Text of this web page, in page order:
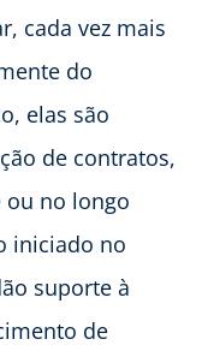
cada vez mais
do
elas são
de contratos,
ou no longo
iniciado no
suporte à
de